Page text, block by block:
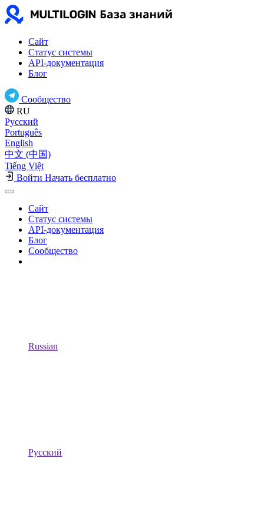
Сайт
Статус системы
API-документация
Блог
Сообщество
RU
Русский
Português
English
中文 (中国)
Tiếng Việt
Войти Начать бесплатно
Сайт
Статус системы
API-документация
Блог
Сообщество
Russian
Русский